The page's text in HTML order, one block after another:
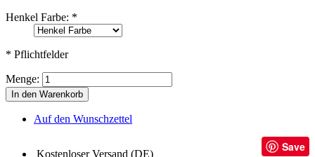
Henkel Farbe: *
* Pflichtfelder
Menge:
In den Warenkorb
Auf den Wunschzettel
Kostenloser Versand (DE)
Save